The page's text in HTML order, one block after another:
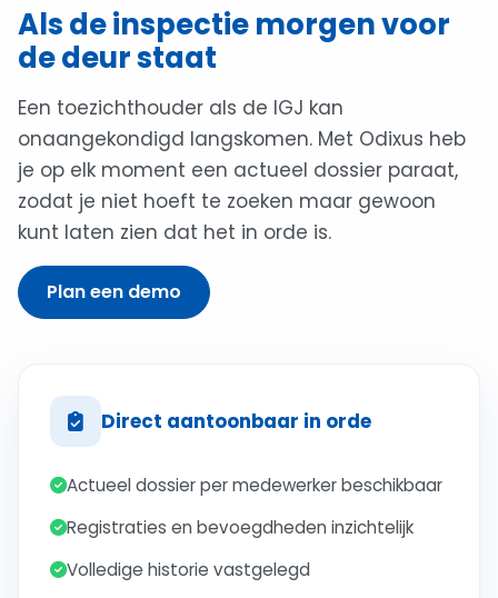
Als de inspectie morgen voor
de deur staat
Een toezichthouder als de IGJ kan
onaangekondigd langskomen. Met Odixus heb
je op elk moment een actueel dossier paraat,
zodat je niet hoeft te zoeken maar gewoon
kunt laten zien dat het in orde is.
Plan een demo
Direct aantoonbaar in orde
Actueel dossier per medewerker beschikbaar
Registraties en bevoegdheden inzichtelijk
Volledige historie vastgelegd